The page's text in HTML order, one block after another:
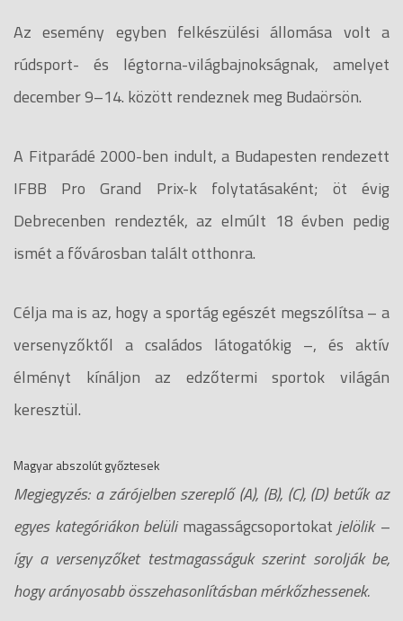
Az esemény egyben felkészülési állomása volt a
rúdsport- és légtorna-világbajnokságnak, amelyet
december 9–14. között rendeznek meg Budaörsön.
A Fitparádé 2000-ben indult, a Budapesten rendezett
IFBB Pro Grand Prix-k folytatásaként; öt évig
Debrecenben rendezték, az elmúlt 18 évben pedig
ismét a fővárosban talált otthonra.
Célja ma is az, hogy a sportág egészét megszólítsa – a
versenyzőktől a családos látogatókig –, és aktív
élményt kínáljon az edzőtermi sportok világán
keresztül.
Magyar abszolút győztesek
Megjegyzés: a zárójelben szereplő (A), (B), (C), (D) betűk az
egyes kategóriákon belülimagasságcsoportokat jelölik –
így a versenyzőket testmagasságuk szerint sorolják be,
hogy arányosabb összehasonlításban mérkőzhessenek.